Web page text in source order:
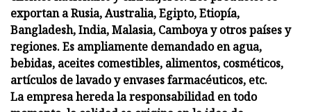
exportan a Rusia, Australia, Egipto, Etiopía,
Bangladesh, India, Malasia, Camboya y otros países y
regiones. Es ampliamente demandado en agua,
bebidas, aceites comestibles, alimentos, cosméticos,
artículos de lavado y envases farmacéuticos, etc.
La empresa hereda la responsabilidad en todo